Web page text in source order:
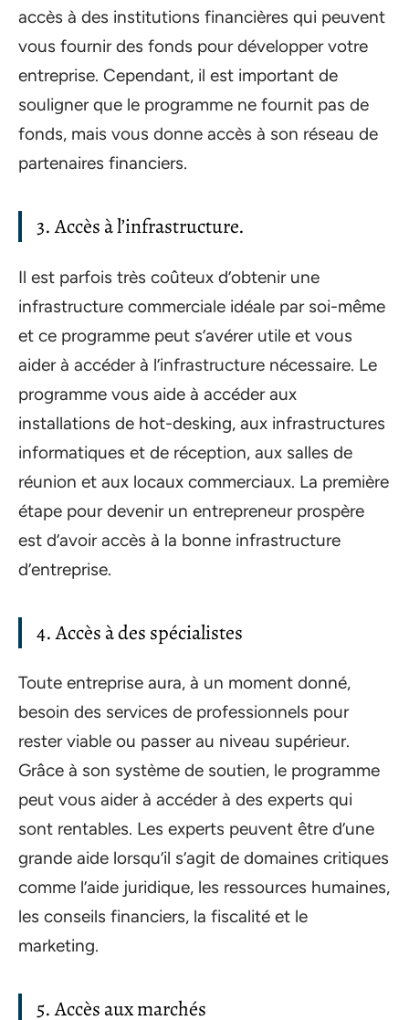
accès à des institutions financières qui peuvent
vous fournir des fonds pour développer votre
entreprise. Cependant, il est important de
souligner que le programme ne fournit pas de
fonds, mais vous donne accès à son réseau de
partenaires financiers.
3. Accès à l’infrastructure.
Il est parfois très coûteux d’obtenir une
infrastructure commerciale idéale par soi-même
et ce programme peut s’avérer utile et vous
aider à accéder à l’infrastructure nécessaire. Le
programme vous aide à accéder aux
installations de hot-desking, aux infrastructures
informatiques et de réception, aux salles de
réunion et aux locaux commerciaux. La première
étape pour devenir un entrepreneur prospère
est d’avoir accès à la bonne infrastructure
d’entreprise.
4. Accès à des spécialistes
Toute entreprise aura, à un moment donné,
besoin des services de professionnels pour
rester viable ou passer au niveau supérieur.
Grâce à son système de soutien, le programme
peut vous aider à accéder à des experts qui
sont rentables. Les experts peuvent être d’une
grande aide lorsqu’il s’agit de domaines critiques
comme l’aide juridique, les ressources humaines,
les conseils financiers, la fiscalité et le
marketing.
5. Accès aux marchés